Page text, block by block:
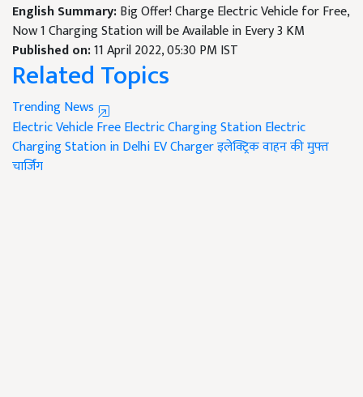
English Summary:Big Offer! Charge Electric Vehicle for Free,
Now 1 Charging Station will be Available in Every 3 KM
Published on:11 April 2022, 05:30 PM IST
Related Topics
Trending News
Electric VehicleFree Electric Charging StationElectric
Charging Station in DelhiEV Chargerइलेक्ट्रिक वाहन की मुफ्त
चार्जिंग